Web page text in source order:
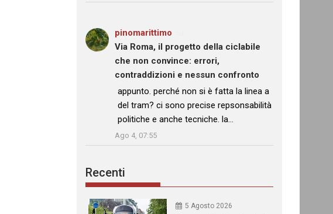
pinomarittimo
Via Roma, il progetto della ciclabile
che non convince: errori,
contraddizioni e nessun confronto
: “
appunto. perché non si è fatta la linea a
del tram? ci sono precise repsonsabilità
politiche e anche tecniche. la…
Ago 4, 07:55
Recenti
5 Agosto 2026